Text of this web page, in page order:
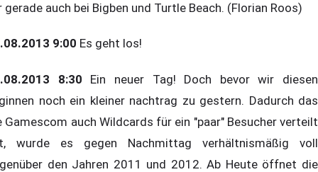
gerade auch bei Bigben und Turtle Beach. (Florian Roos)
9:00 Es geht los!
8:30 Ein neuer Tag! Doch bevor wir diesen
noch ein kleiner nachtrag zu gestern. Dadurch das
Gamescom auch Wildcards für ein "paar" Besucher verteilt
wurde es gegen Nachmittag verhältnismäßig voll
den Jahren 2011 und 2012. Ab Heute öffnet die